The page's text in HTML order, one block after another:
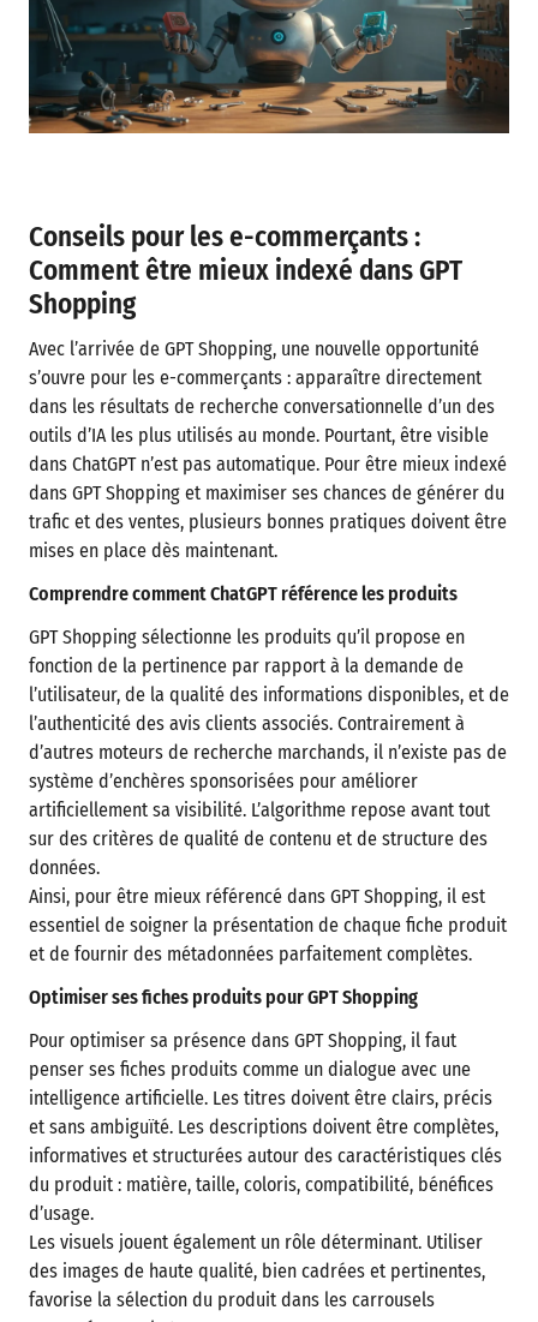
Conseils pour les e-commerçants :
Comment être mieux indexé dans GPT
Shopping
Avec l’arrivée de GPT Shopping, une nouvelle opportunité
s’ouvre pour les e-commerçants : apparaître directement
dans les résultats de recherche conversationnelle d’un des
outils d’IA les plus utilisés au monde. Pourtant, être visible
dans ChatGPT n’est pas automatique. Pour être mieux indexé
dans GPT Shopping et maximiser ses chances de générer du
trafic et des ventes, plusieurs bonnes pratiques doivent être
mises en place dès maintenant.
Comprendre comment ChatGPT référence les produits
GPT Shopping sélectionne les produits qu’il propose en
fonction de la pertinence par rapport à la demande de
l’utilisateur, de la qualité des informations disponibles, et de
l’authenticité des avis clients associés. Contrairement à
d’autres moteurs de recherche marchands, il n’existe pas de
système d’enchères sponsorisées pour améliorer
artificiellement sa visibilité. L’algorithme repose avant tout
sur des critères de qualité de contenu et de structure des
données.
Ainsi, pour être mieux référencé dans GPT Shopping, il est
essentiel de soigner la présentation de chaque fiche produit
et de fournir des métadonnées parfaitement complètes.
Optimiser ses fiches produits pour GPT Shopping
Pour optimiser sa présence dans GPT Shopping, il faut
penser ses fiches produits comme un dialogue avec une
intelligence artificielle. Les titres doivent être clairs, précis
et sans ambiguïté. Les descriptions doivent être complètes,
informatives et structurées autour des caractéristiques clés
du produit : matière, taille, coloris, compatibilité, bénéfices
d’usage.
Les visuels jouent également un rôle déterminant. Utiliser
des images de haute qualité, bien cadrées et pertinentes,
favorise la sélection du produit dans les carrousels